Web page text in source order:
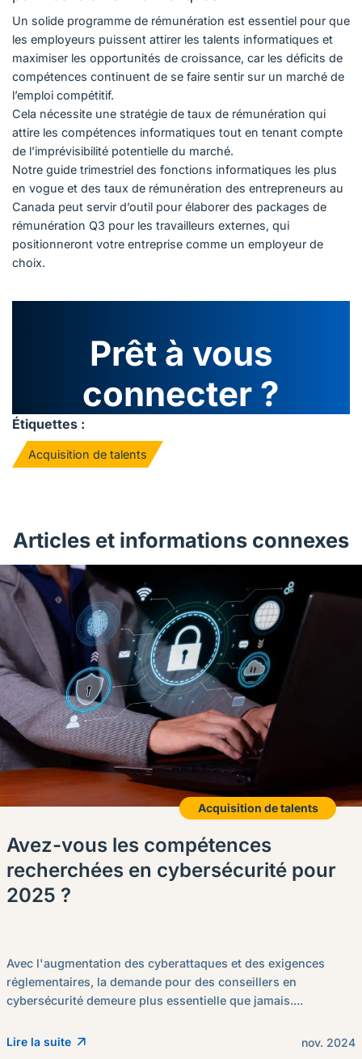
Un solide programme de rémunération est essentiel pour que
les employeurs puissent attirer les talents informatiques et
maximiser les opportunités de croissance, car les déficits de
compétences continuent de se faire sentir sur un marché de
l’emploi compétitif.
Cela nécessite une stratégie de taux de rémunération qui
attire les compétences informatiques tout en tenant compte
de l’imprévisibilité potentielle du marché.
Notre guide trimestriel des fonctions informatiques les plus
en vogue et des taux de rémunération des entrepreneurs au
Canada peut servir d’outil pour élaborer des packages de
rémunération Q3 pour les travailleurs externes, qui
positionneront votre entreprise comme un employeur de
choix.
Prêt à vous
connecter ?
Étiquettes :
Acquisition de talents
Articles et informations connexes
Acquisition de talents
Avez-vous les compétences
recherchées en cybersécurité pour
2025 ?
Avec l'augmentation des cyberattaques et des exigences
réglementaires, la demande pour des conseillers en
cybersécurité demeure plus essentielle que jamais....
Lire la suite nov. 2024